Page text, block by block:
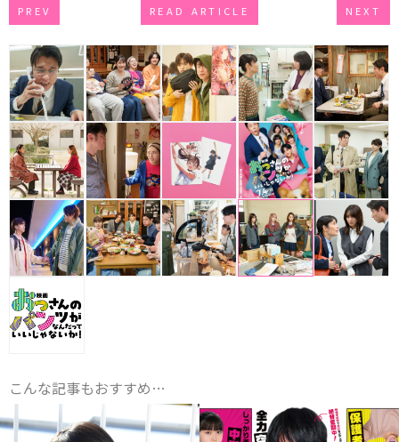
PREV READ ARTICLE NEXT
こんな記事もおすすめ…